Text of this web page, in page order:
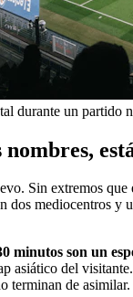
durante un partido
Sin extremos
dos mediocentros y
minutos son un
asiático del
terminan de asimilar.